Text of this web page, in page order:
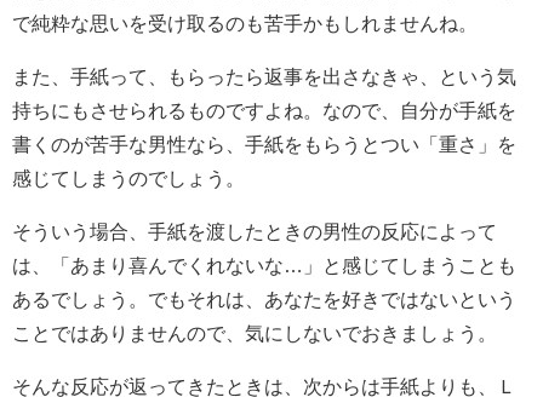
で純粋な思いを受け取るのも苦手かもしれませんね。
また、手紙って、もらったら返事を出さなきゃ、という気
持ちにもさせられるものですよね。なので、自分が手紙を
書くのが苦手な男性なら、手紙をもらうとつい「重さ」を
感じてしまうのでしょう。
そういう場合、手紙を渡したときの男性の反応によって
は、「あまり喜んでくれないな…」と感じてしまうことも
あるでしょう。でもそれは、あなたを好きではないという
ことではありませんので、気にしないでおきましょう。
そんな反応が返ってきたときは、次からは手紙よりも、Ｌ